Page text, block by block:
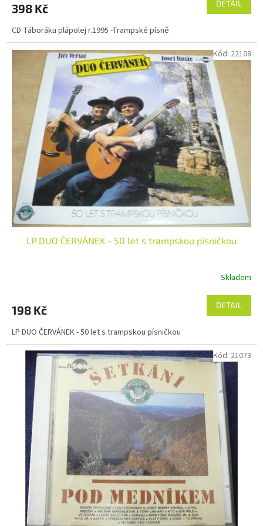
398 Kč DETAIL
CD Táboráku plápolej r.1995 -Trampské písně
LP DUO ČERVÁNEK - 50 let s trampskou písničkou
Skladem
198 Kč DETAIL
LP DUO ČERVÁNEK - 50 let s trampskou písničkou
Kód: 22108
Kód: 21073